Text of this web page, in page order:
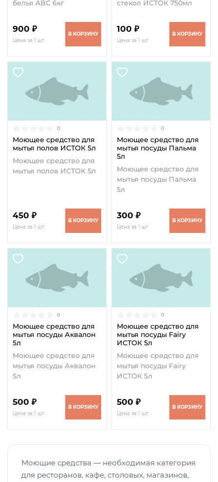
белья ABC 6кг
900 ₽
Цена за 1 шт
В КОРЗИНУ
стекол ИСТОК 750мл
100 ₽
Цена за 1 шт
В КОРЗИНУ
0
Моющее средство для
мытья полов ИСТОК 5л
Моющее средство для
мытья полов ИСТОК 5л
450 ₽
Цена за 1 шт
В КОРЗИНУ
0
Моющее средство для
мытья посуды Пальма
5л
Моющее средство для
мытья посуды Пальма
5л
300 ₽
Цена за 1 шт
В КОРЗИНУ
0
Моющее средство для
мытья посуды Аквалон
5л
Моющее средство для
мытья посуды Аквалон
5л
500 ₽
Цена за 1 шт
В КОРЗИНУ
0
Моющее средство для
мытья посуды Fairy
ИСТОК 5л
Моющее средство для
мытья посуды Fairy
ИСТОК 5л
500 ₽
Цена за 1 шт
В КОРЗИНУ
Моющие средства — необходимая категория
для ресторанов, кафе, столовых, магазинов,